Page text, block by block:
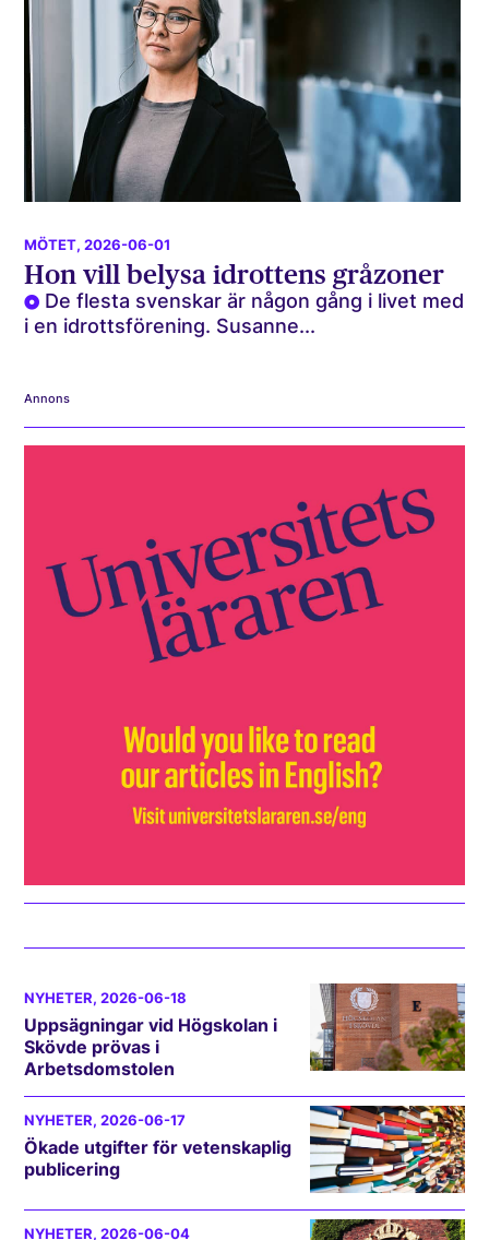
MÖTET, 2026-06-01
Hon vill belysa idrottens gråzoner
De flesta svenskar är någon gång i livet med
i en idrottsförening. Susanne...
Annons
NYHETER, 2026-06-18
Uppsägningar vid Högskolan i
Skövde prövas i
Arbetsdomstolen
NYHETER, 2026-06-17
Ökade utgifter för vetenskaplig
publicering
NYHETER, 2026-06-04